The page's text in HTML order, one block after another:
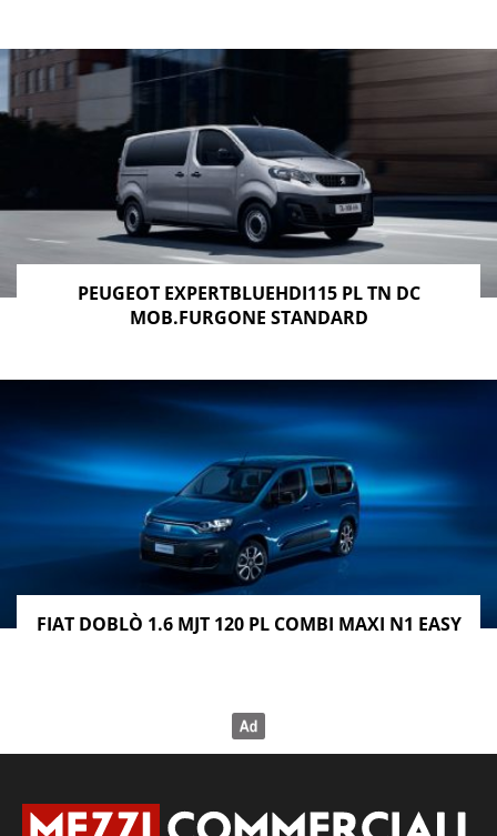
PEUGEOT EXPERTBLUEHDI115 PL TN DC
MOB.FURGONE STANDARD
FIAT DOBLÒ 1.6 MJT 120 PL COMBI MAXI N1 EASY